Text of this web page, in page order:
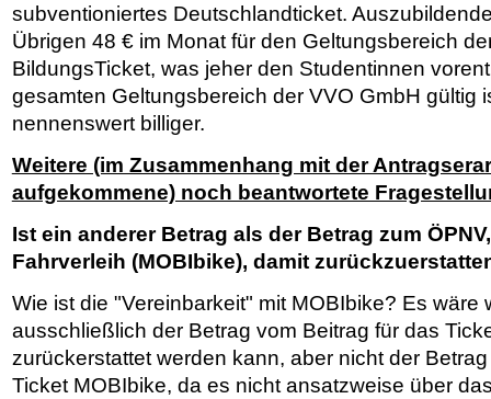
subventioniertes Deutschlandticket.
Übrigen 48 € im Monat für den Geltungsbereich
BildungsTicket, was jeher den Studentinnen
gesamten Geltungsbereich der VVO GmbH gültig
nennenswert billiger.
Weitere (im Zusammenhang mit der
aufgekommene) noch beantwortete
Ist ein anderer Betrag als der Betrag zum
Fahrverleih (MOBIbike), damit
Wie ist die "Vereinbarkeit" mit MOBIbike? Es wäre
ausschließlich der Betrag vom Beitrag für das
zurückerstattet werden kann, aber nicht der
Ticket MOBIbike, da es nicht ansatzweise über